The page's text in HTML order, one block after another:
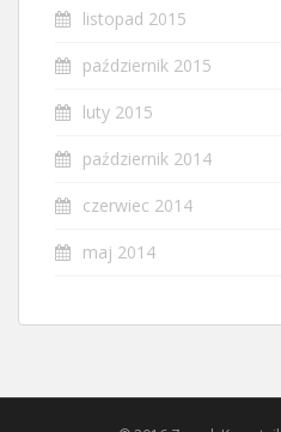
listopad 2015
październik 2015
luty 2015
październik 2014
czerwiec 2014
maj 2014